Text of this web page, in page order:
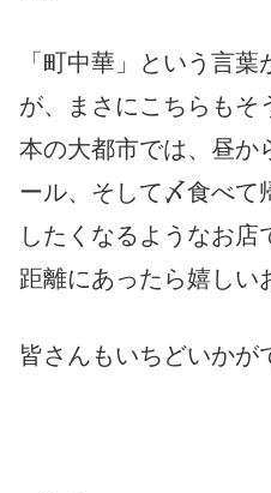
「町中華」という言
が、まさにこちらもそ
本の大都市では、昼か
ール、そして〆食べて
したくなるようなお店
距離にあったら嬉しい
皆さんもいちどいかが